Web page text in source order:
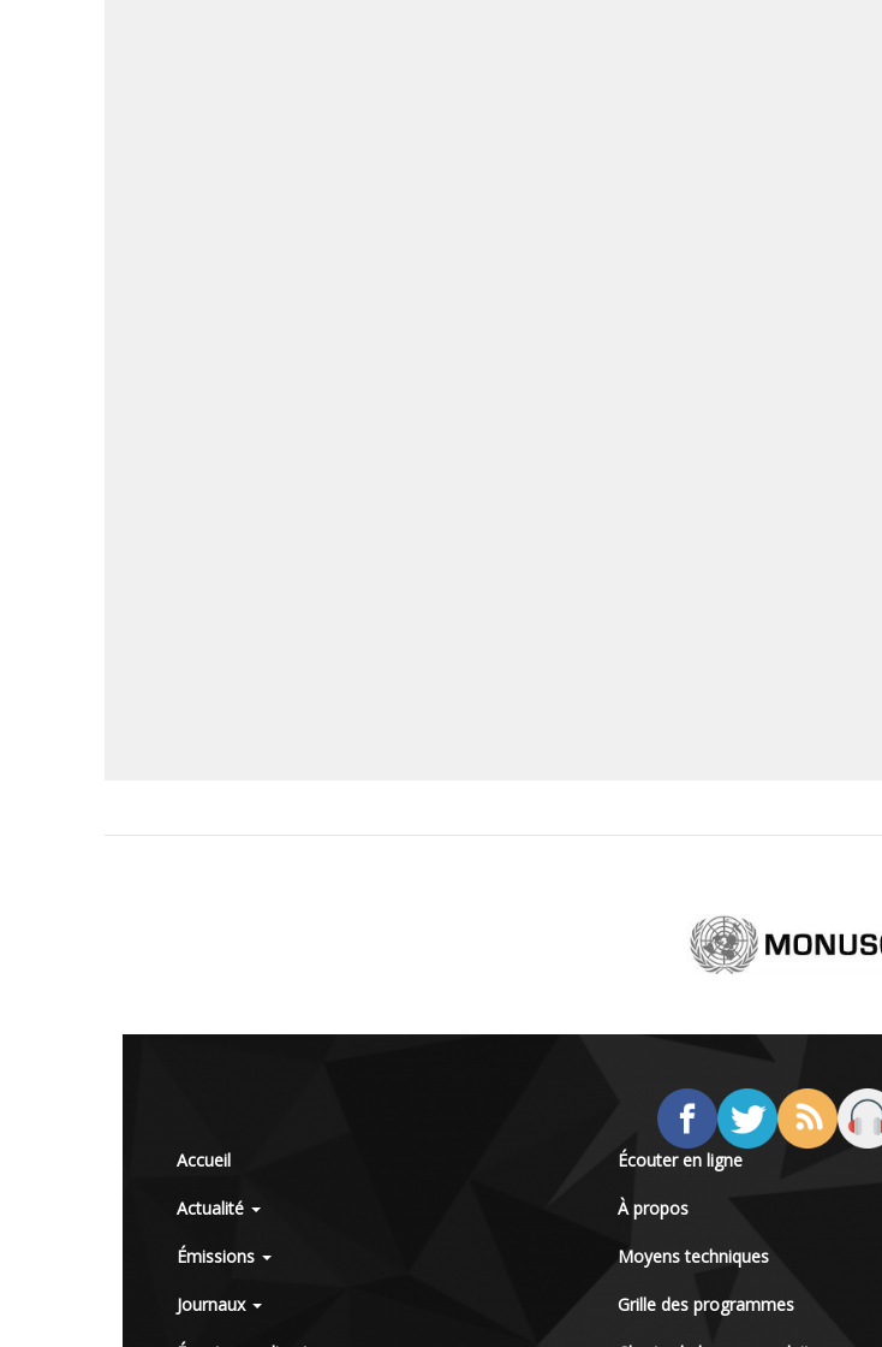
Accueil
Actualité
Émissions
Journaux
Écouter en ligne
À propos
Moyens techniques
Grille des programmes